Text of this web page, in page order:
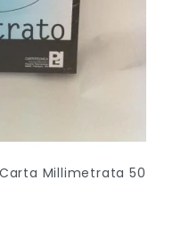
Millimetrata 50